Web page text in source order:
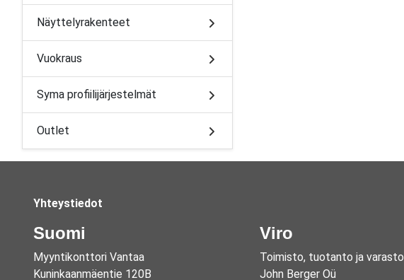
Näyttelyrakenteet
Vuokraus
Syma profiilijärjestelmät
Outlet
Yhteystiedot
Suomi
Myyntikonttori Vantaa
Kuninkaanmäentie 120B
Viro
Toimisto, tuotanto ja varasto
John Berger Oü